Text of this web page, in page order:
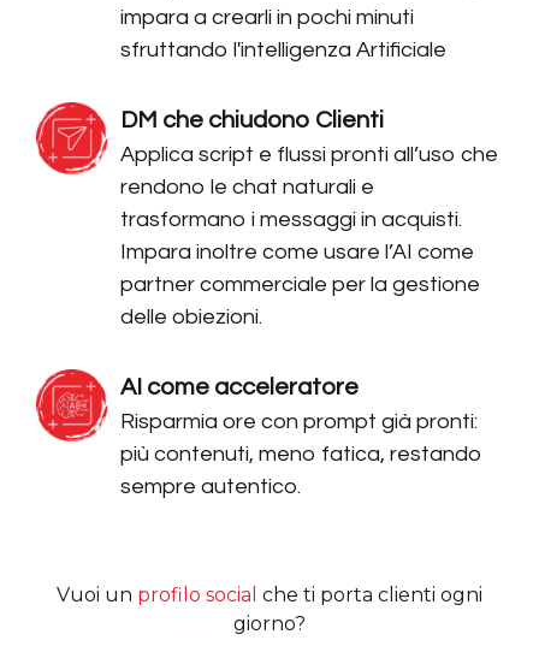
impara a crearli in pochi minuti
sfruttando l'intelligenza Artificiale
DM che chiudono Clienti
Applica script e flussi pronti all’uso che
rendono le chat naturali e
trasformano i messaggi in acquisti.
Impara inoltre come usare l’AI come
partner commerciale per la gestione
delle obiezioni.
AI come acceleratore
Risparmia ore con prompt già pronti:
più contenuti, meno fatica, restando
sempre autentico.
Vuoi un profilo social che ti porta clienti ogni
giorno?